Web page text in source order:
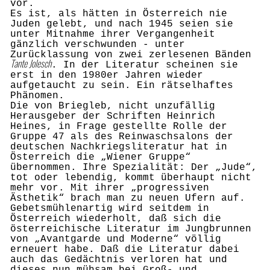
vor.
Es ist, als hätten in Österreich nie
Juden gelebt, und nach 1945 seien sie
unter Mitnahme ihrer Vergangenheit
gänzlich verschwunden - unter
Zurücklassung von zwei zerlesenen Bänden
Tante Jolesch. In der Literatur scheinen sie
erst in den 1980er Jahren wieder
aufgetaucht zu sein. Ein rätselhaftes
Phänomen.
Die von Briegleb, nicht unzufällig
Herausgeber der Schriften Heinrich
Heines, in Frage gestellte Rolle der
Gruppe 47 als des Reinwaschsalons der
deutschen Nachkriegsliteratur hat in
Österreich die „Wiener Gruppe“
übernommen. Ihre Spezialität: Der „Jude“,
tot oder lebendig, kommt überhaupt nicht
mehr vor. Mit ihrer „progressiven
Ästhetik“ brach man zu neuen Ufern auf.
Gebetsmühlenartig wird seitdem in
Österreich wiederholt, daß sich die
österreichische Literatur im Jungbrunnen
von „Avantgarde und Moderne“ völlig
erneuert habe. Daß die Literatur dabei
auch das Gedächtnis verloren hat und